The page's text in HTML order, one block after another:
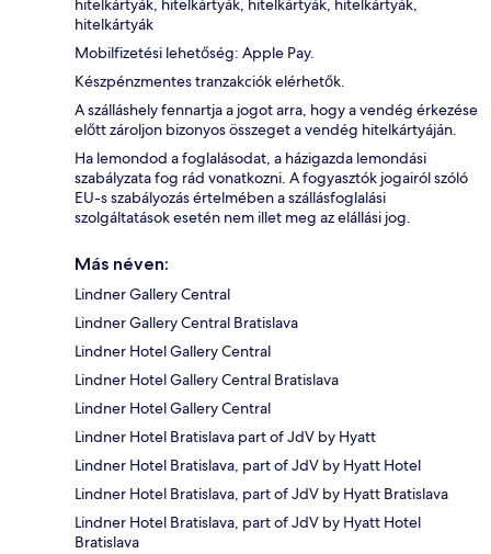
hitelkártyák, hitelkártyák, hitelkártyák, hitelkártyák,
hitelkártyák
Mobilfizetési lehetőség: Apple Pay.
Készpénzmentes tranzakciók elérhetők.
A szálláshely fennartja a jogot arra, hogy a vendég érkezése
előtt zároljon bizonyos összeget a vendég hitelkártyáján.
Ha lemondod a foglalásodat, a házigazda lemondási
szabályzata fog rád vonatkozni. A fogyasztók jogairól szóló
EU-s szabályozás értelmében a szállásfoglalási
szolgáltatások esetén nem illet meg az elállási jog.
Más néven:
Lindner Gallery Central
Lindner Gallery Central Bratislava
Lindner Hotel Gallery Central
Lindner Hotel Gallery Central Bratislava
Lindner Hotel Gallery Central
Lindner Hotel Bratislava part of JdV by Hyatt
Lindner Hotel Bratislava, part of JdV by Hyatt Hotel
Lindner Hotel Bratislava, part of JdV by Hyatt Bratislava
Lindner Hotel Bratislava, part of JdV by Hyatt Hotel
Bratislava